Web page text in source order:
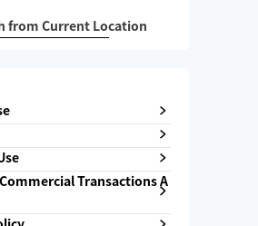
from Current Location
Transactions A